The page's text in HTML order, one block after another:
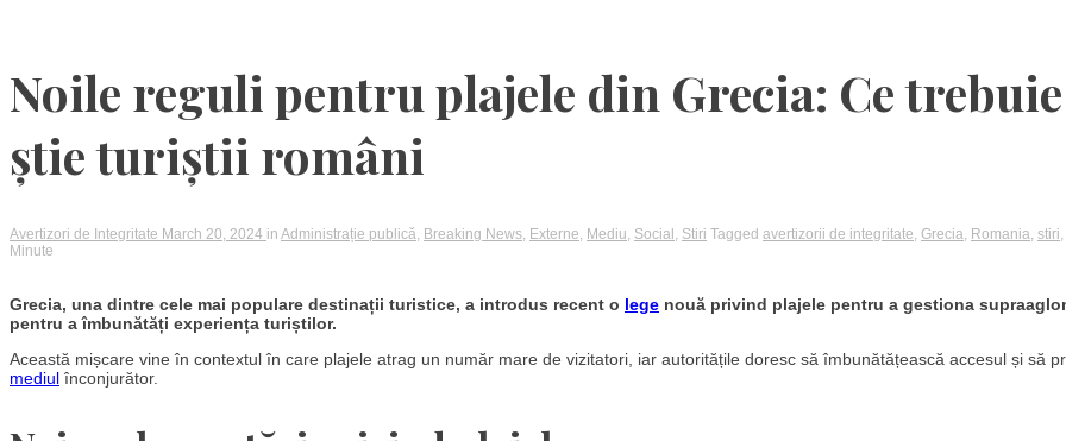
Noile reguli pentru plajele din Grecia: Ce
știe turiștii români
Avertizori de Integritate March 20, 2024 in Administrație publică, Breaking News, Externe, Mediu, Social , Stiri Tagged avertizorii de integritate, Grecia, Romania, stiri,
Minute
Grecia, una dintre cele mai populare destinații turistice, a introdus recent o lege nouă privind plajele pentru a gestiona
pentru a îmbunătăți experiența turiștilor.
Această mișcare vine în contextul în care plajele atrag un număr mare de vizitatori, iar autoritățile doresc să îmbunătățească accesul și să
mediul înconjurător.